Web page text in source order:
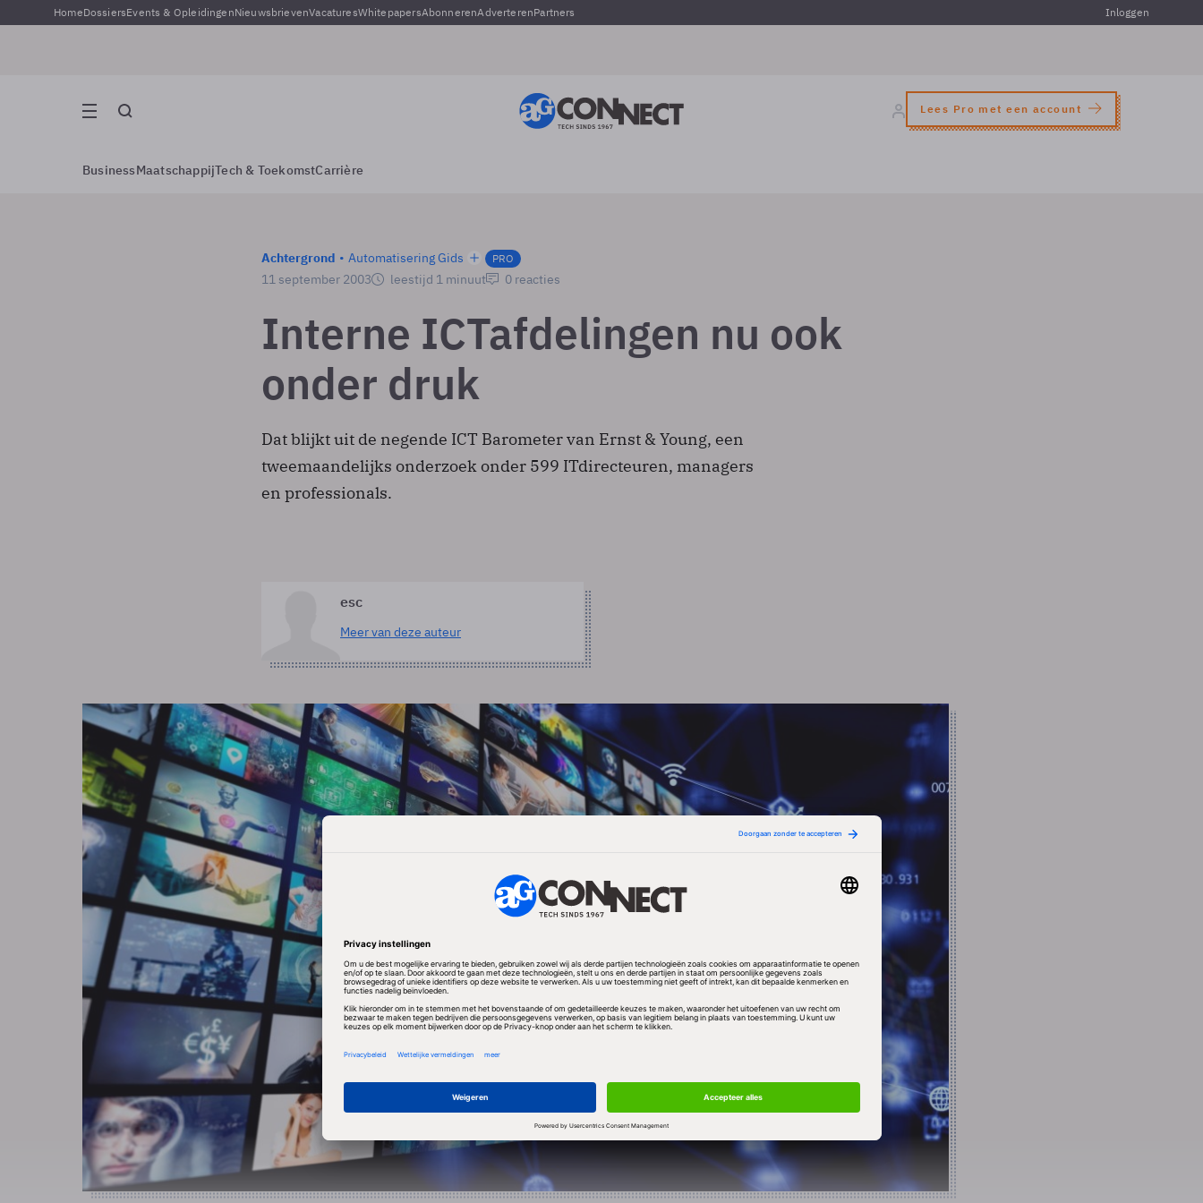
HomeDossiersEvents & OpleidingenNieuwsbrievenVacaturesWhitepapersAbonnerenAdverterenPartners Inloggen
Lees Pro met een account
BusinessMaatschappijTech & ToekomstCarrière
Achtergrond Automatisering Gids PRO
11 september 2003 leestijd 1 minuut 0 reacties
Interne ICT­afdelingen nu ook
onder druk
Dat blijkt uit de negende ICT Barometer van Ernst & Young, een
tweemaandelijks onderzoek onder 599 IT­directeuren, ­managers
en ­professionals.
esc
Meer van deze auteur